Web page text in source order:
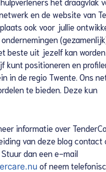
en de website van
ook voor jullie
beste uit jezelf kan
kunt positioneren en
in de regio Twente. Ons
te bieden. Deze kun
informatie over
van deze blog contact
dan een e-mail
of neem